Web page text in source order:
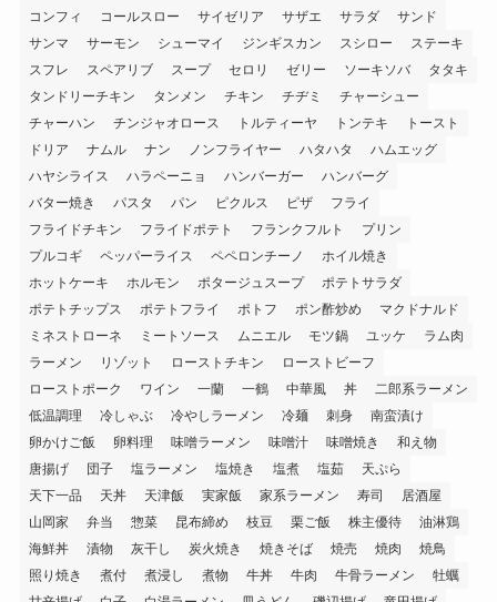
コンフィ
コールスロー サイゼリア サザエ サラダ
サンド
サンマ
サーモン シューマイ ジンギスカン スシロー
ステーキ
スフレ
スペアリブ スープ セロリ ゼリー ソーキソバ
タタキ
タンドリーチキン
タンメン チキン チヂミ
チャーシュー
チャーハン
チンジャオロース トルティーヤ トンテキ
トースト
ドリア
ナムル ナン ノンフライヤー ハタハタ
ハムエッグ
ハヤシライス
ハラペーニョ ハンバーガー
ハンバーグ
バター焼き
パスタ パン ピクルス ピザ
フライ
フライドチキン
フライドポテト フランクフルト
プリン
プルコギ
ペッパーライス ペペロンチーノ
ホイル焼き
ホットケーキ
ホルモン ポタージュスープ
ポテトサラダ
ポテトチップス
ポテトフライ ポトフ ポン酢炒め
マクドナルド
ミネストローネ
ミートソース ムニエル モツ鍋 ユッケ
ラム肉
ラーメン
リゾット ローストチキン
ローストビーフ
ローストポーク
ワイン 一蘭 一鶴 中華風 丼
二郎系ラーメン
低温調理
冷しゃぶ 冷やしラーメン 冷麺 刺身
南蛮漬け
卵かけご飯
卵料理 味噌ラーメン 味噌汁 味噌焼き
和え物
唐揚げ
団子 塩ラーメン 塩焼き 塩煮 塩茹
天ぷら
天下一品
天丼 天津飯 実家飯 家系ラーメン 寿司
居酒屋
山岡家
弁当 惣菜 昆布締め 枝豆 栗ご飯 株主優待
油淋鶏
海鮮丼
漬物 灰干し 炭火焼き 焼きそば 焼売 焼肉
焼鳥
照り焼き
煮付 煮浸し 煮物 牛丼 牛肉 牛骨ラーメン
牡蠣